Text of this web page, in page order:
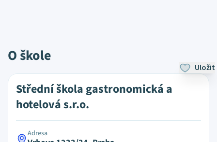
O škole
Uložit
Střední škola gastronomická a
hotelová s.r.o.
Adresa